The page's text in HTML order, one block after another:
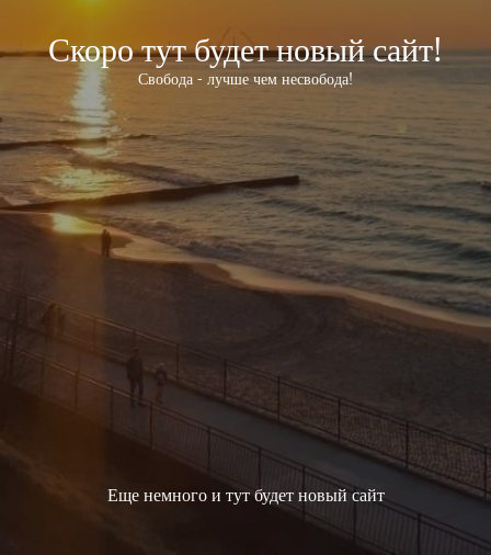
Скоро тут будет новый сайт!
Свобода - лучше чем несвобода!
Еще немного и тут будет новый сайт